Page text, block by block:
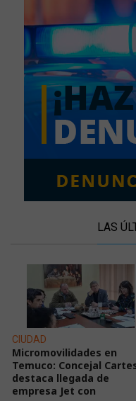
LAS
CIUDAD
Micromovilidades en
Temuco: Concejal
destaca llegada de
empresa Jet con